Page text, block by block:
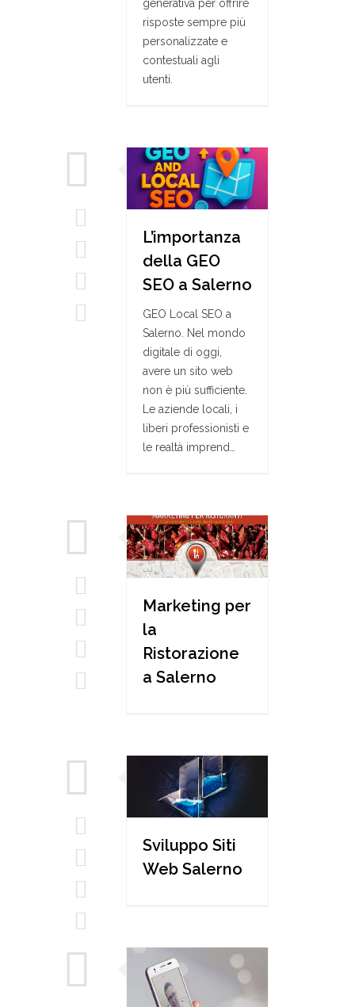
generativa per offrire
risposte sempre più
personalizzate e
contestuali agli
utenti.
L’importanza
della GEO
SEO a Salerno
GEO Local SEO a
Salerno. Nel mondo
digitale di oggi,
avere un sito web
non è più sufficiente.
Le aziende locali, i
liberi professionisti e
le realtà imprend…
Marketing per
la
Ristorazione
a Salerno
Sviluppo Siti
Web Salerno